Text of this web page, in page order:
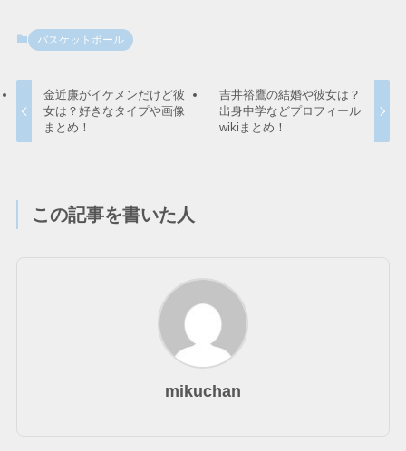
バスケットボール
金近廉がイケメンだけど彼
女は？好きなタイプや画像
まとめ！
吉井裕鷹の結婚や彼女は？
出身中学などプロフィール
wikiまとめ！
この記事を書いた人
mikuchan